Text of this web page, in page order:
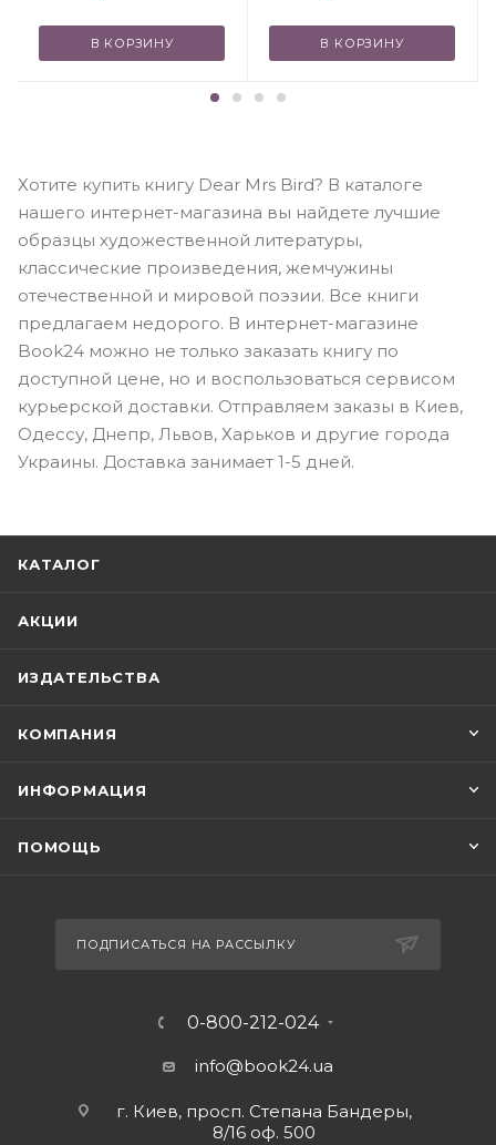
В КОРЗИНУ В КОРЗИНУ
Хотите купить книгу Dear Mrs Bird? В каталоге
нашего интернет-магазина вы найдете лучшие
образцы художественной литературы,
классические произведения, жемчужины
отечественной и мировой поэзии. Все книги
предлагаем недорого. В интернет-магазине
Book24 можно не только заказать книгу по
доступной цене, но и воспользоваться сервисом
курьерской доставки. Отправляем заказы в Киев,
Одессу, Днепр, Львов, Харьков и другие города
Украины. Доставка занимает 1-5 дней.
КАТАЛОГ
АКЦИИ
ИЗДАТЕЛЬСТВА
КОМПАНИЯ
ИНФОРМАЦИЯ
ПОМОЩЬ
ПОДПИСАТЬСЯ НА РАССЫЛКУ
0-800-212-024
info@book24.ua
г. Киев, просп. Степана Бандеры,
8/16 оф. 500